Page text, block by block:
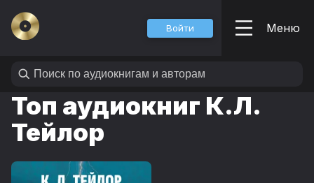
Войти Меню
Топ аудиокниг К.Л.
Тейлор